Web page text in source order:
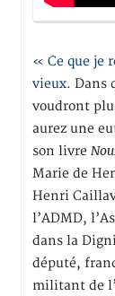
« Ce que je
vieux. Dans
voudront
aurez une
son livre
Marie de
Henri
l’ADMD,
dans la
député,
militant de